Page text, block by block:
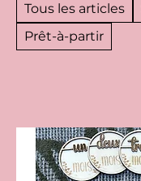
Tous les articles
Prêt-à-partir